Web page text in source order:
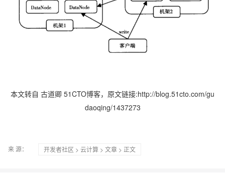
本文转自 古道卿 51CTO博客，原文链接:http://blog.51cto.com/gu
daoqing/1437273
来 源： 开发者社区 > 云计算 > 文章 > 正文